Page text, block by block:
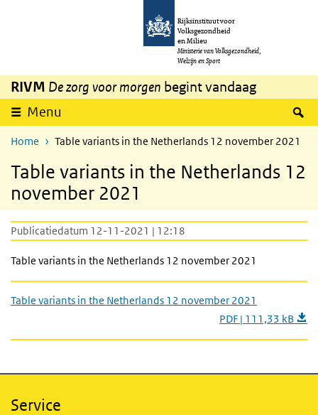
Overslaan en naar de inhoud gaan
Rijksinstituut voor
Volksgezondheid
en Milieu
Ministerie van Volksgezondheid,
Welzijn en Sport
RIVM De zorg voor morgen begint vandaag
Menu
Home Table variants in the Netherlands 12 november 2021
Table variants in the Netherlands 12
november 2021
Publicatiedatum 12-11-2021 | 12:18
Table variants in the Netherlands 12 november 2021
Table variants in the Netherlands 12 november 2021
PDF | 111,33 kB
Service